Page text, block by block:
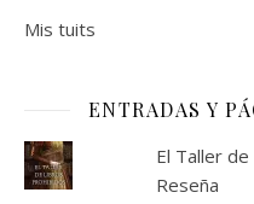
Mis tuits
ENTRADAS Y
El Taller
Reseña